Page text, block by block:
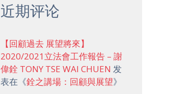
近期评论
【回顧過去 展望將來】
2020/2021立法會工作報告 – 謝
偉銓 TONY TSE WAI CHUEN 发
表在《銓之講場：回顧與展望》